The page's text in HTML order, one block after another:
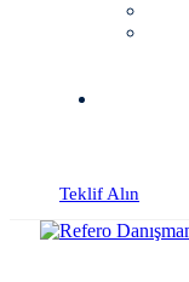
Teklif Alın